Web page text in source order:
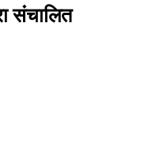
संचालित